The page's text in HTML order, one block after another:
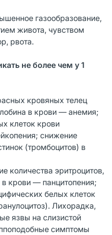
газообразование,
живота, чувством
рвота.
не более чем у 1
кровяных телец
в крови — анемия;
клеток крови
снижение
(тромбоцитов) в
количества эритроцитов,
в крови — панцитопения;
белых клеток
Лихорадка,
язвы на слизистой
симптомы